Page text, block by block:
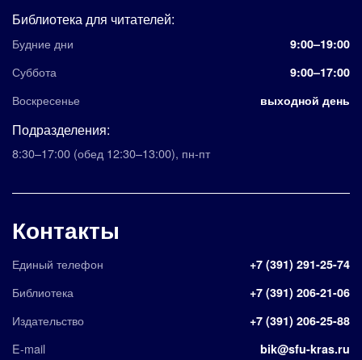
Библиотека для читателей:
Будние дни 9:00–19:00
Суббота 9:00–17:00
Воскресенье выходной день
Подразделения:
8:30–17:00 (обед 12:30–13:00), пн-пт
Контакты
Единый телефон +7 (391) 291-25-74
Библиотека +7 (391) 206-21-06
Издательство +7 (391) 206-25-88
E-mail bik@sfu-kras.ru